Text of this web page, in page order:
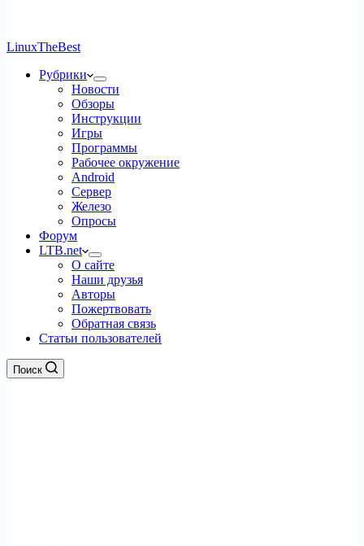
LinuxTheBest
Рубрики
Новости
Обзоры
Инструкции
Игры
Программы
Рабочее окружение
Android
Сервер
Железо
Опросы
Форум
LTB.net
О сайте
Наши друзья
Авторы
Пожертвовать
Обратная связь
Статьи пользователей
Поиск